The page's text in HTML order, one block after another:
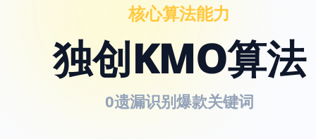
核心算法能力
独创KMO算法
0遗漏识别爆款关键词